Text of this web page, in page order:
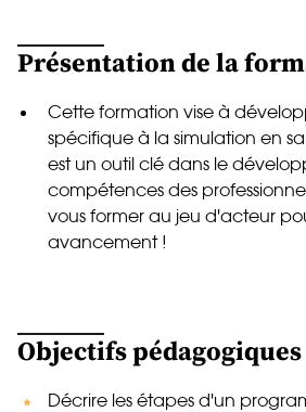
Présentation de la
Cette formation vise à
spécifique à la simulation en
est un outil clé dans le
compétences des
vous former au jeu d'acteur
avancement !
Objectifs pédagogiques
Décrire les étapes d'un